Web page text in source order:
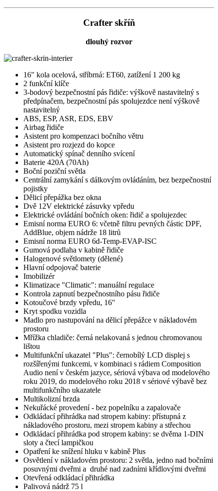
Crafter skříň
dlouhý rozvor
16" kola ocelová, stříbrná: ET60, zatížení 1 200 kg
2 funkční klíče
3-bodový bezpečnostní pás řidiče: výškově nastavitelný s
předpínačem, bezpečnostní pás spolujezdce není výškově
nastavitelný
ABS, ESP, ASR, EDS, EBV
Airbag řidiče
Asistent pro kompenzaci bočního větru
Asistent pro rozjezd do kopce
Automatický spínač denního svícení
Baterie 420A (70Ah)
Boční poziční světla
Centrální zamykání s dálkovým ovládáním, bez bezpečnostní
pojistky
Dělicí přepážka bez okna
Dvě 12V elektrické zásuvky vpředu
Elektrické ovládání bočních oken: řidič a spolujezdec
Emisní norma EURO 6: včetně filtru pevných částic DPF,
AddBlue, objem nádrže 18 litrů
Emisní norma EURO 6d-Temp-EVAP-ISC
Gumová podlaha v kabině řidiče
Halogenové světlomety (dělené)
Hlavní odpojovač baterie
Imobilizér
Klimatizace "Climatic": manuální regulace
Kontrola zapnutí bezpečnostního pásu řidiče
Kotoučové brzdy vpředu, 16"
Kryt spodku vozidla
Madlo pro nastupování na dělicí přepážce v nákladovém
prostoru
Mřížka chladiče: černá nelakovaná s jednou chromovanou
lištou
Multifunkční ukazatel "Plus": černobílý LCD displej s
rozšířenými funkcemi, v kombinaci s rádiem Composition
Audio není v českém jazyce, sériová výbava od modelového
roku 2019, do modelového roku 2018 v sériové výbavě bez
multifunkčního ukazatele
Multikolizní brzda
Nekuřácké provedení - bez popelníku a zapalovače
Odkládací přihrádka nad stropem kabiny: přístupná z
nákladového prostoru, mezi stropem kabiny a střechou
Odkládací přihrádka pod stropem kabiny: se dvěma 1-DIN
sloty a čtecí lampičkou
Opatření ke snížení hluku v kabině Plus
Osvětlení v nákladovém prostoru: 2 světla, jedno nad bočními
posuvnými dveřmi a druhé nad zadními křídlovými dveřmi
Otevřená odkládací přihrádka
Palivová nádrž 75 l